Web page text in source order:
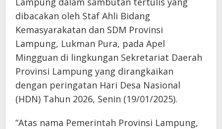
dibacakan oleh Staf Ahli Bidang
Kemasyarakatan dan SDM Provinsi
Lampung, Lukman Pura, pada Apel
Mingguan di lingkungan Sekretariat Daerah
Provinsi Lampung yang dirangkaikan
dengan peringatan Hari Desa Nasional
(HDN) Tahun 2026, Senin (19/01/2025).
“Atas nama Pemerintah Provinsi Lampung,